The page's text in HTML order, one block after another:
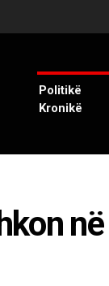
Politikë
Kronikë
në